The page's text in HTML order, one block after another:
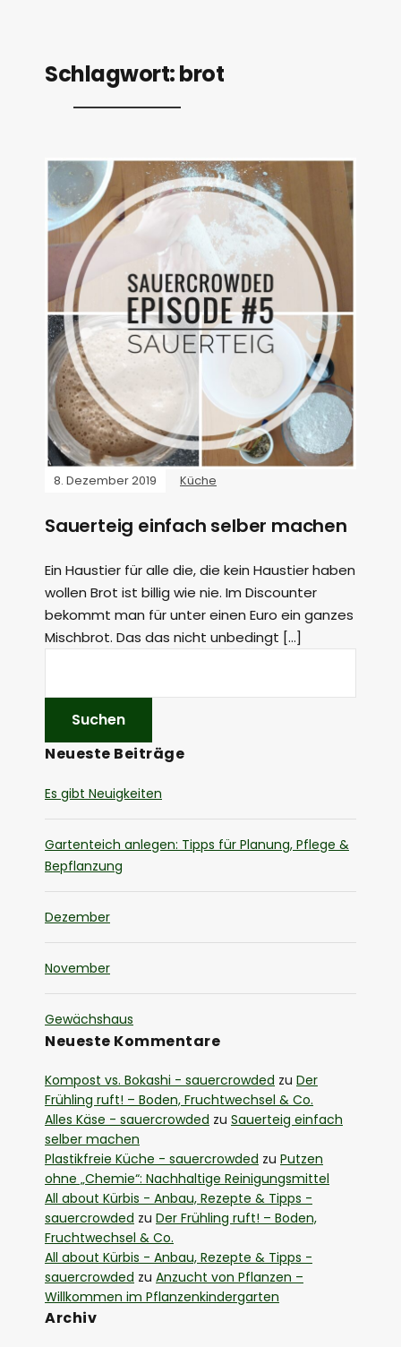
Schlagwort:brot
8. Dezember 2019 Küche
Sauerteig einfach selber machen
Ein Haustier für alle die, die kein Haustier haben
wollen Brot ist billig wie nie. Im Discounter
bekommt man für unter einen Euro ein ganzes
Mischbrot. Das das nicht unbedingt […]
Neueste Beiträge
Es gibt Neuigkeiten
Gartenteich anlegen: Tipps für Planung, Pflege &
Bepflanzung
Dezember
November
Gewächshaus
Neueste Kommentare
Kompost vs. Bokashi - sauercrowded zu Der
Frühling ruft! – Boden, Fruchtwechsel & Co.
Alles Käse - sauercrowded zu Sauerteig einfach
selber machen
Plastikfreie Küche - sauercrowded zu Putzen
ohne „Chemie“: Nachhaltige Reinigungsmittel
All about Kürbis - Anbau, Rezepte & Tipps -
sauercrowded zu Der Frühling ruft! – Boden,
Fruchtwechsel & Co.
All about Kürbis - Anbau, Rezepte & Tipps -
sauercrowded zu Anzucht von Pflanzen –
Willkommen im Pflanzenkindergarten
Archiv